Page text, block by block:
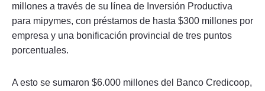
millones a través de su línea de Inversión Productiva
para mipymes, con préstamos de hasta $300 millones por
empresa y una bonificación provincial de tres puntos
porcentuales.
A esto se sumaron $6.000 millones del Banco Credicoop,